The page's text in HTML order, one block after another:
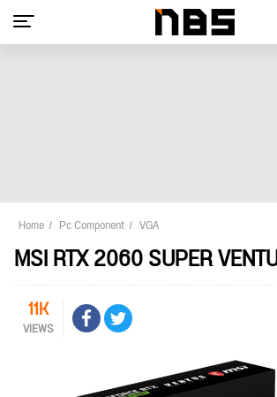
Home Pc Component VGA
MSI RTX 2060 SUPER
11K
VIEWS